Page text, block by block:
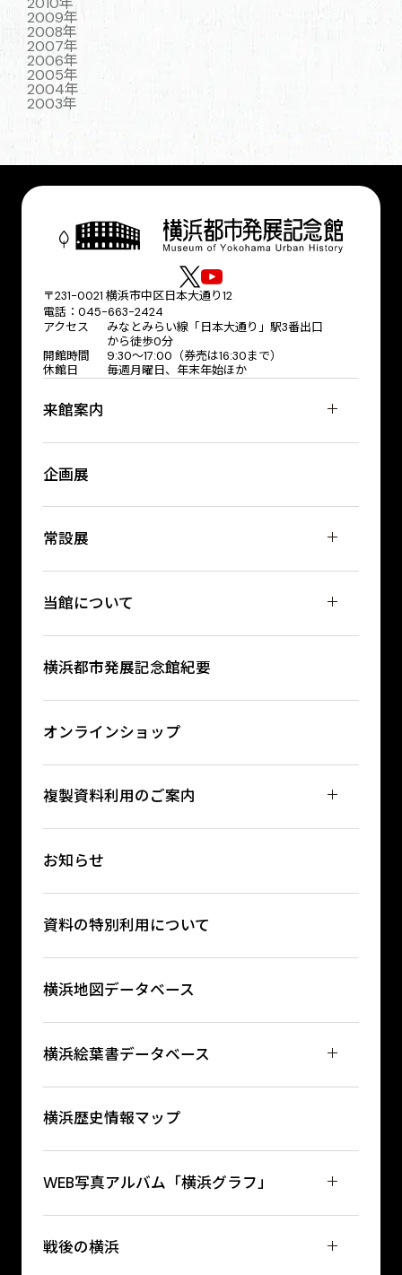
2009年
2008年
2007年
2006年
2005年
2004年
2003年
〒231-0021 横浜市中区日本大通り12
電話：045-663-2424
アクセス
みなとみらい線「日本大通り」駅3番出口
から徒歩0分
開館時間
9:30〜17:00（券売は16:30まで）
休館日
毎週月曜日、年末年始ほか
来館案内
企画展
常設展
当館について
横浜都市発展記念館紀要
オンラインショップ
複製資料利用のご案内
お知らせ
資料の特別利用について
横浜地図データベース
横浜絵葉書データベース
横浜歴史情報マップ
WEB写真アルバム「横浜グラフ」
戦後の横浜